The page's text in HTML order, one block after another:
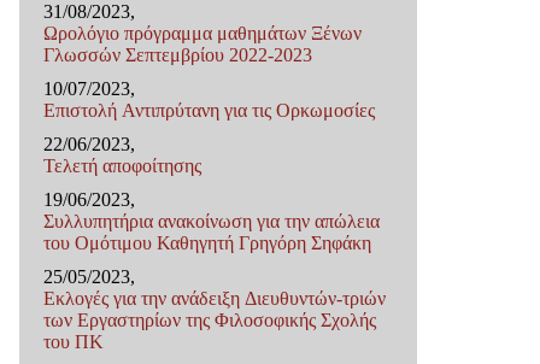
31/08/2023,
Ωρολόγιο πρόγραμμα μαθημάτων Ξένων
Γλωσσών Σεπτεμβρίου 2022-2023
10/07/2023,
Επιστολή Αντιπρύτανη για τις Ορκωμοσίες
22/06/2023,
Τελετή αποφοίτησης
19/06/2023,
Συλλυπητήρια ανακοίνωση για την απώλεια
του Ομότιμου Καθηγητή Γρηγόρη Σηφάκη
25/05/2023,
Εκλογές για την ανάδειξη Διευθυντών-τριών
των Εργαστηρίων της Φιλοσοφικής Σχολής
του ΠΚ